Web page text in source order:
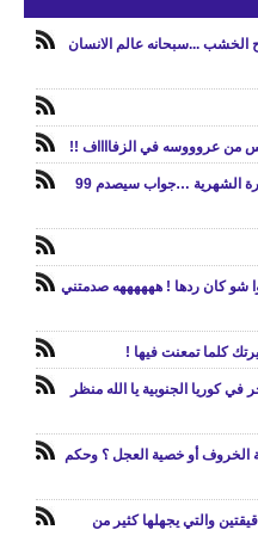
الخشب ...سبحانه عالم الانسان
من عروووسه في الزفااااف !!
ما هو سبب خروج الدم بلون بني خلال الدورة الشهرية …جواب سيصدم 99
شو كان ردها ! ههههههه صدمتني
كلما تمعنت فيها !
كوريا الجنوبية يا الله منظر
الخروف أو خصية العجل ؟ وحكم
والتي يجهلها كثير من